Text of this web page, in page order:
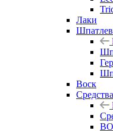
Лаки
Воск